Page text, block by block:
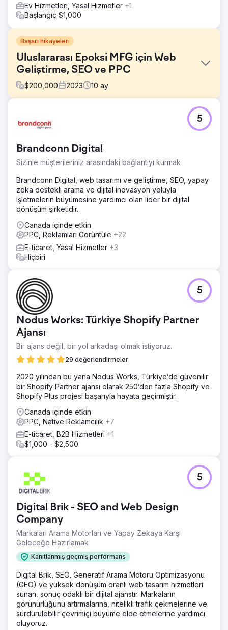
Ev Hizmetleri, Yasal Hizmetler +1
Başlangıç $1,000
Başarı hikayeleri
Uluslararası Epoksi MFG için Web
Geliştirme, SEO ve PPC
$200,000 2023 10 ay
Kurumsal B2B üreticimizden tüketici odaklı yeni bir epoksi
markası yaratın.
Çözüm
Perfect Afternoon, WordPress ve WooCommerce'de özel
arka uç programlamaya sahip yeni bir Entropy Resin web
sitesi geliştirdi. Bunu ERP ve Salesforce CRM'mizle
entegre ettiler, pazar analizi yaptılar ve SEO ve SEM'imizi
yöneterek çevrimiçi varlığımızı etkili bir şekilde geliştirdiler.
Sonuç
Yeniden lansmandan bu yana satışlar bugüne kadar %56
arttı. CRM'imizle entegrasyon, son tüketicilere yönelik
pazarlamayı basitleştirir ve daha fazla bilgi için sosyal
kampanyaların sitemize bağlanmasını kolaylaştırır. Eğitici
içerik ödüllendirildi ve SM elçisi taleplerinin arttığı görüldü.
Brandconn Digital
Sizinle müşterileriniz arasındaki bağlantıyı kurmak
5
Brandconn Digital, web tasarımı ve geliştirme, SEO, yapay
zeka destekli arama ve dijital inovasyon yoluyla
işletmelerin büyümesine yardımcı olan lider bir dijital
dönüşüm şirketidir.
Canada içinde etkin
PPC, Reklamları Görüntüle +22
E-ticaret, Yasal Hizmetler +3
Hiçbiri
Nodus Works: Türkiye Shopify Partner
Ajansı
Bir ajans değil, bir yol arkadaşı olmak istiyoruz.
29 değerlendirmeler
5
2020 yılından bu yana Nodus Works, Türkiye’de güvenilir
bir Shopify Partner ajansı olarak 250’den fazla Shopify ve
Shopify Plus projesi başarıyla hayata geçirmiştir.
Canada içinde etkin
PPC, Native Reklamcılık +7
E-ticaret, B2B Hizmetleri +1
$1,000 - $2,500
Digital Brik - SEO and Web Design
Company
Markaları Arama Motorları ve Yapay Zekaya Karşı
Geleceğe Hazırlamak
Kanıtlanmış geçmiş performans
5
Digital Brik, SEO, Generatif Arama Motoru Optimizasyonu
(GEO) ve yüksek dönüşüm oranlı web tasarım hizmetleri
sunan, sonuç odaklı bir dijital ajanstır. Markaların
görünürlüğünü artırmalarına, nitelikli trafik çekmelerine ve
sürdürülebilir çevrimiçi büyüme elde etmelerine yardımcı
oluyoruz.